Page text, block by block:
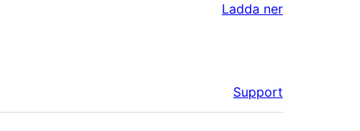
Ladda ner
Support